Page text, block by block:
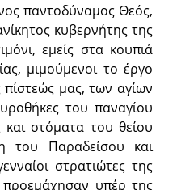
παντοδύναμος Θεός,
κυβερνήτης της
εμείς στα κουπιά
μιμούμενοι το έργο
μας, των αγίων
του παναγίου
στόματα του θείου
του Παραδείσου και
στρατιώτες της
υπέρ της